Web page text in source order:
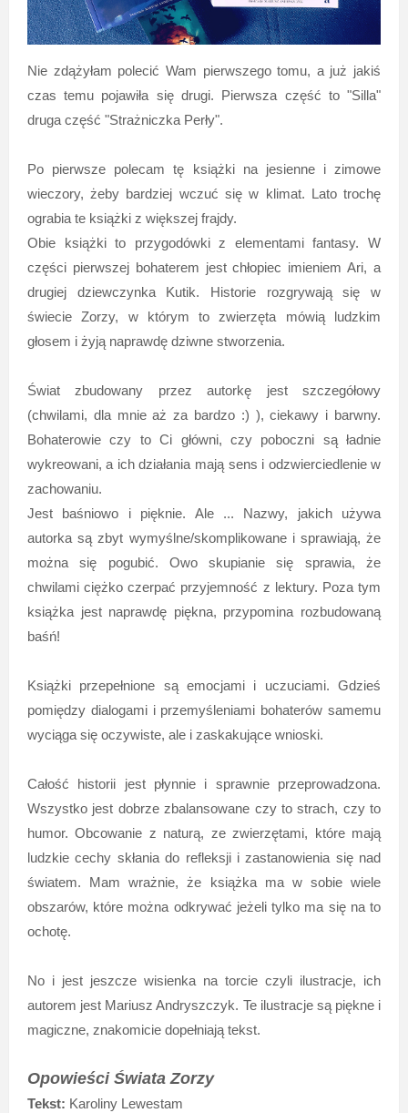
Nie zdążyłam polecić Wam pierwszego tomu, a już jakiś
czas temu pojawiła się drugi. Pierwsza część to "Silla"
druga część "Strażniczka Perły".
Po pierwsze polecam tę książki na jesienne i zimowe
wieczory, żeby bardziej wczuć się w klimat. Lato trochę
ograbia te książki z większej frajdy.
Obie książki to przygodówki z elementami fantasy. W
części pierwszej bohaterem jest chłopiec imieniem Ari, a
drugiej dziewczynka Kutik. Historie rozgrywają się w
świecie Zorzy, w którym to zwierzęta mówią ludzkim
głosem i żyją naprawdę dziwne stworzenia.
Świat zbudowany przez autorkę jest szczegółowy
(chwilami, dla mnie aż za bardzo :) ), ciekawy i barwny.
Bohaterowie czy to Ci główni, czy poboczni są ładnie
wykreowani, a ich działania mają sens i odzwierciedlenie w
zachowaniu.
Jest baśniowo i pięknie. Ale ... Nazwy, jakich używa
autorka są zbyt wymyślne/skomplikowane i sprawiają, że
można się pogubić. Owo skupianie się sprawia, że
chwilami ciężko czerpać przyjemność z lektury. Poza tym
książka jest naprawdę piękna, przypomina rozbudowaną
baśń!
Książki przepełnione są emocjami i uczuciami. Gdzieś
pomiędzy dialogami i przemyśleniami bohaterów samemu
wyciąga się oczywiste, ale i zaskakujące wnioski.
Całość historii jest płynnie i sprawnie przeprowadzona.
Wszystko jest dobrze zbalansowane czy to strach, czy to
humor. Obcowanie z naturą, ze zwierzętami, które mają
ludzkie cechy skłania do refleksji i zastanowienia się nad
światem. Mam wrażnie, że książka ma w sobie wiele
obszarów, które można odkrywać jeżeli tylko ma się na to
ochotę.
No i jest jeszcze wisienka na torcie czyli ilustracje, ich
autorem jest Mariusz Andryszczyk. Te ilustracje są piękne i
magiczne, znakomicie dopełniają tekst.
Opowieści Świata Zorzy
Tekst: Karoliny Lewestam